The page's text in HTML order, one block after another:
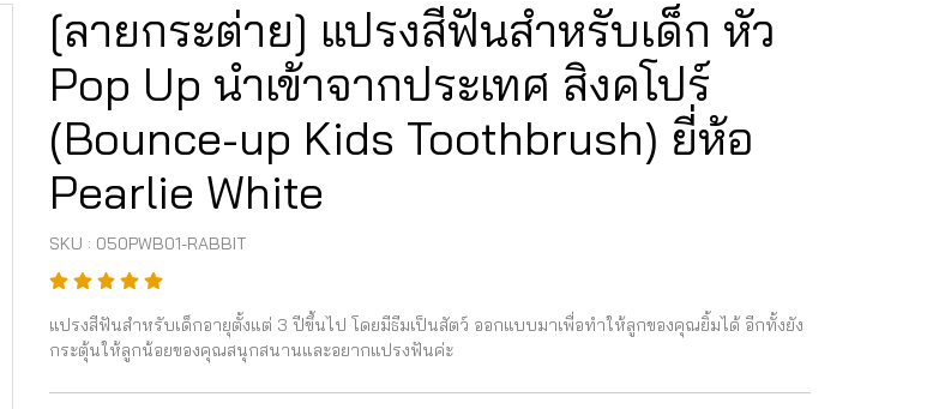
[ลายกระต่าย] แปรงสีฟันสำหรับเด็ก หัว
Pop Up นำเข้าจากประเทศ สิงคโปร์
(Bounce-up Kids Toothbrush) ยี่ห้อ
Pearlie White
SKU : 050PWB01-RABBIT
แปรงสีฟันสำหรับเด็กอายุตั้งแต่ 3 ปีขึ้นไป โดยมีธีมเป็นสัตว์ ออกแบบมาเพื่อทำให้ลูกของคุณยิ้มได้ อีกทั้งยัง
กระตุ้นให้ลูกน้อยของคุณสนุกสนานและอยากแปรงฟันค่ะ